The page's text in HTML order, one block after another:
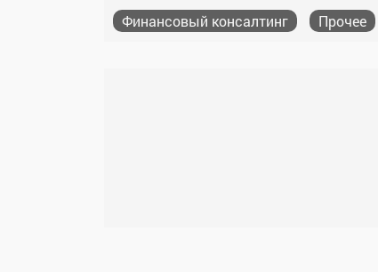
Финансовый консалтинг
Прочее